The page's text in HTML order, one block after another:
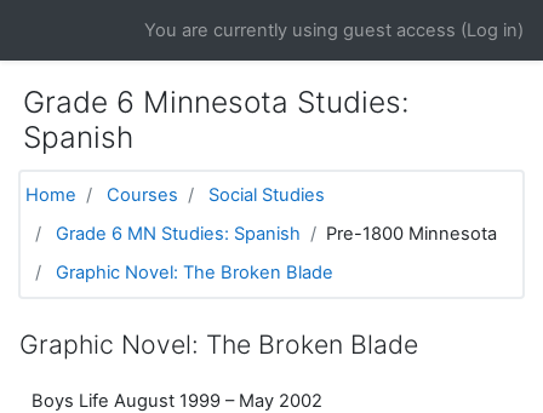
You are currently using guest access (Log in)
Grade 6 Minnesota Studies:
Spanish
Home Courses
Social Studies
Grade 6 MN Studies: Spanish
Pre-1800 Minnesota
Graphic Novel: The Broken Blade
Graphic Novel: The Broken Blade
Boys Life August 1999 – May 2002